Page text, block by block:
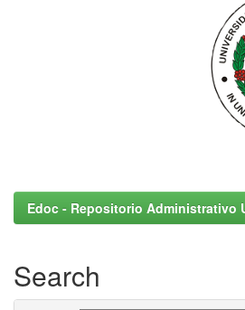
Edoc - Repositorio Administrativo
Search